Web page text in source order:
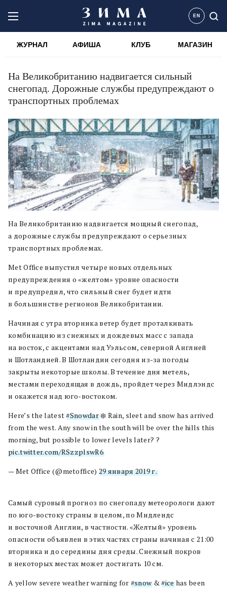
EN
ЖУРНАЛ АФИША КЛУБ МАГАЗИН
На Великобританию надвигается сильный
снегопад. Дорожные службы предупреждают о
транспортных проблемах
На Великобританию надвигается мощный снегопад,
а дорожные службы предупреждают о серьезных
транспортных проблемах.
Met Office выпустил четыре новых отдельных
предупреждения о «желтом» уровне опасности
и предупредил, что сильный снег будет идти
в большинстве регионов Великобритании.
Начиная с утра вторника ветер будет проталкивать
комбинацию из снежных и дождевых масс с запада
на восток, с акцентами над Уэльсом, северной Англией
и Шотландией. В Шотландии сегодня из-за погоды
закрыты некоторые школы. В течение дня метель,
местами переходящая в дождь, пройдет через Мидлэндс
и окажется над юго-востоком.
Here’s the latest#Snowdar❄️ Rain, sleet and snow has arrived
from the west. Any snow in the south will be over the hills this
morning, but possible to lower levels later? ️? ️
pic.twitter.com/RSzzplswR6
— Met Office (@metoffice) 29 января 2019 г.
Самый суровый прогноз по снегопаду метеорологи дают
по юго-востоку страны в целом, по Мидлендс
и восточной Англии, в частности. «Желтый» уровень
опасности объявлен в этих частях страны начиная с 21:00
вторника и до середины дня среды. Снежный покров
в некоторых местах может достигать 10 см.
A yellow severe weather warning for #snow&#icehas been